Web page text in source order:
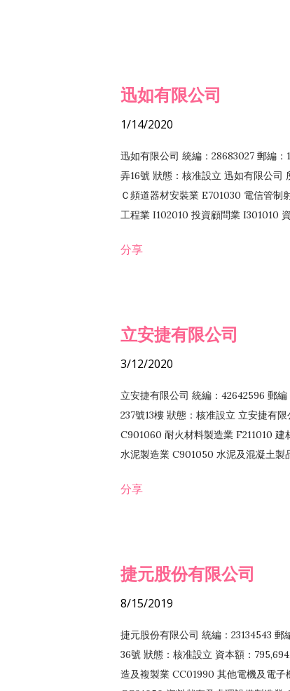
迅如有限公司
1/14/2020
迅如有限公司 統編：28683027 郵編
弄16號 狀態：核准設立 迅如有限公司
Ｃ頻道器材安裝業 E701030 電信管
工程業 I102010 投資顧問業 I301010
務 F102030 菸酒批發業 F203020 菸酒
分享
立安捷有限公司
3/12/2020
立安捷有限公司 統編：42642596 郵
237號13樓 狀態：核准設立 立安捷有
C901060 耐火材料製造業 F211010
水泥製造業 C901050 水泥及混凝土
EZ99990 其他工程業 F102170 食品
分享
捷元股份有限公司
8/15/2019
捷元股份有限公司 統編：23134543
36號 狀態：核准設立 資本額：
造及複製業 CC01990 其他電機及電